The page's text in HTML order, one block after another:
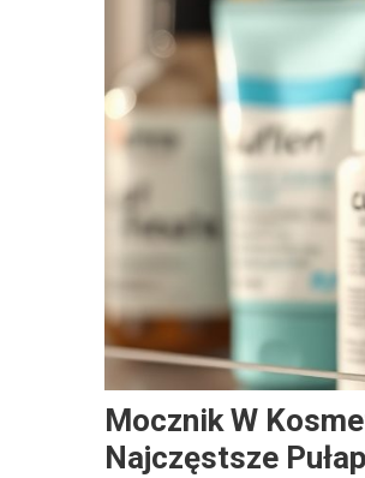
Mocznik W
Najczęstsze